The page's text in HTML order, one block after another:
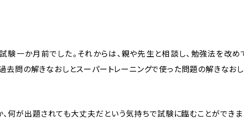
験一か月前でした。それからは、親や先生と相談し、勉強法を改
去問の解きなおしとスーパートレーニングで使った問題の解きなおし
何が出題されても大丈夫だという気持ちで試験に臨むことができ